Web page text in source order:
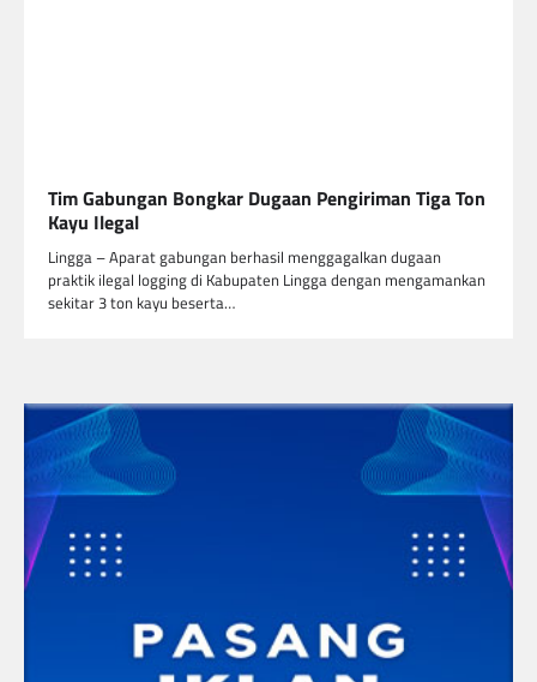
Tim Gabungan Bongkar Dugaan Pengiriman Tiga Ton
Kayu Ilegal
Lingga – Aparat gabungan berhasil menggagalkan dugaan
praktik ilegal logging di Kabupaten Lingga dengan mengamankan
sekitar 3 ton kayu beserta…